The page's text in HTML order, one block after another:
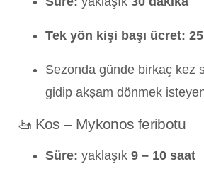
Tek yön kişi başı ücret:
Sezonda günde birkaç kez
gidip akşam dönmek
🚤 Kos – Mykonos feribotu
Süre: yaklaşık 9 – 10 saat